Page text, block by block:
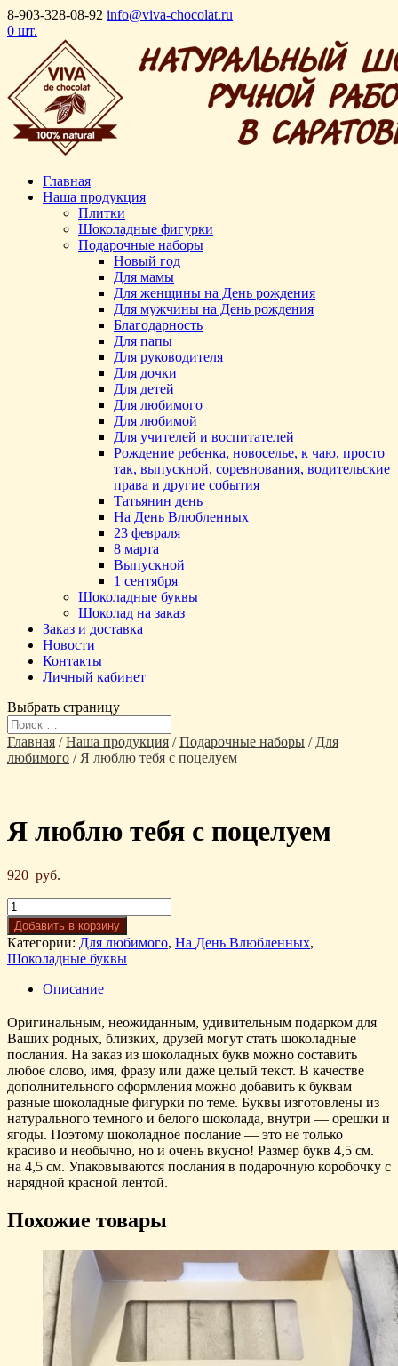
8-903-328-08-92 info@viva-chocolat.ru
0 шт.
Главная
Наша продукция
Плитки
Шоколадные фигурки
Подарочные наборы
Новый год
Для мамы
Для женщины на День рождения
Для мужчины на День рождения
Благодарность
Для папы
Для руководителя
Для дочки
Для детей
Для любимого
Для любимой
Для учителей и воспитателей
Рождение ребенка, новоселье, к чаю, просто
так, выпускной, соревнования, водительские
права и другие события
Татьянин день
На День Влюбленных
23 февраля
8 марта
Выпускной
1 сентября
Шоколадные буквы
Шоколад на заказ
Заказ и доставка
Новости
Контакты
Личный кабинет
Выбрать страницу
Главная /Наша продукция /Подарочные наборы / Для
любимого / Я люблю тебя с поцелуем
Я люблю тебя с поцелуем
920 руб.
Добавить в корзину
Категории: Для любимого, На День Влюбленных,
Шоколадные буквы
Описание
Оригинальным, неожиданным, удивительным подарком для
Ваших родных, близких, друзей могут стать шоколадные
послания. На заказ из шоколадных букв можно составить
любое слово, имя, фразу или даже целый текст. В качестве
дополнительного оформления можно добавить к буквам
разные шоколадные фигурки по теме. Буквы изготовлены из
натурального темного и белого шоколада, внутри — орешки и
ягоды. Поэтому шоколадное послание — это не только
красиво и необычно, но и очень вкусно! Размер букв 4,5 см.
на 4,5 см. Упаковываются послания в подарочную коробочку с
нарядной красной лентой.
Похожие товары